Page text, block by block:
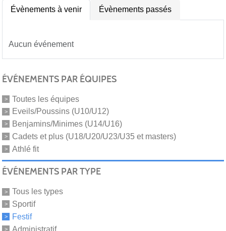
Évènements à venir Évènements passés
Aucun événement
ÉVÉNEMENTS PAR ÉQUIPES
Toutes les équipes
Eveils/Poussins (U10/U12)
Benjamins/Minimes (U14/U16)
Cadets et plus (U18/U20/U23/U35 et masters)
Athlé fit
ÉVÉNEMENTS PAR TYPE
Tous les types
Sportif
Festif
Administratif